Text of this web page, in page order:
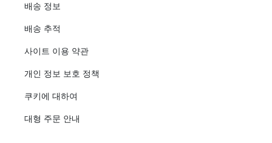
배송 정보
배송 추적
사이트 이용 약관
개인 정보 보호 정책
쿠키에 대하여
대형 주문 안내